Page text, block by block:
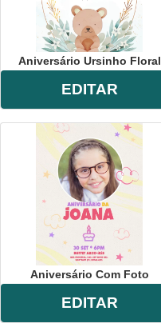
Aniversário Ursinho Floral
EDITAR
Aniversário Com Foto
EDITAR